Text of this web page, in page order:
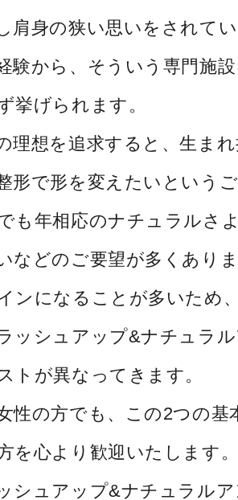
肩身の狭い思いをされて
験から、そういう専門施
挙げられます。
理想を追求すると、生ま
形で形を変えたいという
も年相応のナチュラルさ
などのご要望が多くあり
ンになることが多いため
ッシュアップ&ナチュラ
トが異なってきます。
性の方でも、この2つの基
を心より歓迎いたします
シュアップ&ナチュラル